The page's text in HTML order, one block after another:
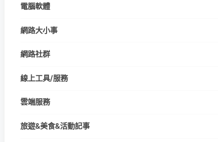
電腦軟體
網路大小事
網路社群
線上工具/服務
雲端服務
旅遊&美食&活動記事